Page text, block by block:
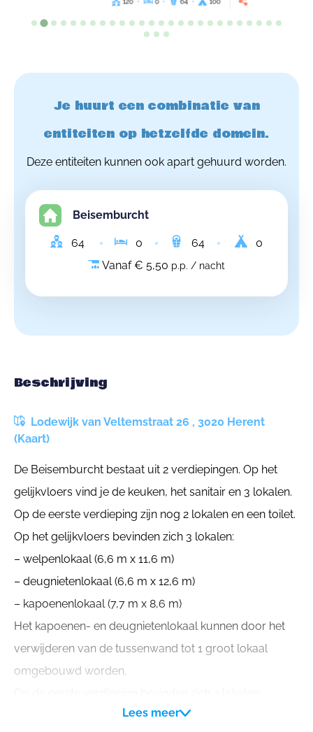
Je huurt een combinatie van
entiteiten op hetzelfde domein.
Deze entiteiten kunnen ook apart gehuurd worden.
Beisemburcht
64 0 64
0
Vanaf € 5,50 p.p. / nacht
Beschrijving
Lodewijk van Veltemstraat 26 , 3020 Herent
(Kaart)
De Beisemburcht bestaat uit 2 verdiepingen. Op het
gelijkvloers vind je de keuken, het sanitair en 3 lokalen.
Op de eerste verdieping zijn nog 2 lokalen en een toilet.
Op het gelijkvloers bevinden zich 3 lokalen:
– welpenlokaal (6,6 m x 11,6 m)
– deugnietenlokaal (6,6 m x 12,6 m)
– kapoenenlokaal (7,7 m x 8,6 m)
Het kapoenen- en deugnietenlokaal kunnen door het
verwijderen van de tussenwand tot 1 groot lokaal
omgebouwd worden.
– kabouterlokaal (80 m2)Lees meer